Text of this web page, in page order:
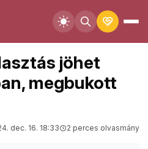
jöhet
megbukott
dec. 16. 18:33 2 perces olvasmány